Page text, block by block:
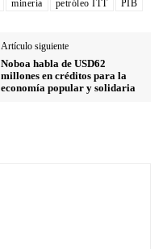
minería petróleo ITT PIB
Artículo siguiente
Noboa habla de USD62
millones en créditos para la
economía popular y solidaria